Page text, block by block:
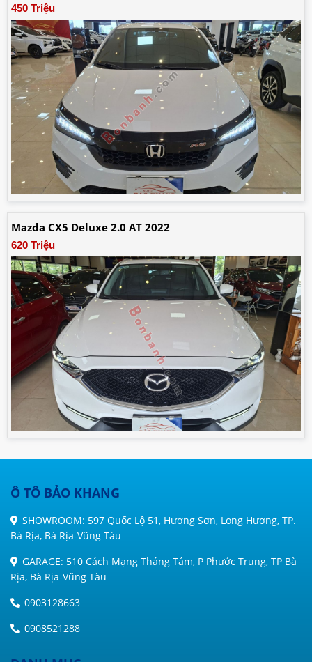
450 Triệu
Mazda CX5 Deluxe 2.0 AT 2022
620 Triệu
Ô TÔ BẢO KHANG
SHOWROOM: 597 Quốc Lộ 51, Hương Sơn, Long Hương, TP.
Bà Rịa, Bà Rịa-Vũng Tàu
GARAGE: 510 Cách Mạng Tháng Tám, P Phước Trung, TP Bà
Rịa, Bà Rịa-Vũng Tàu
0903128663
0908521288